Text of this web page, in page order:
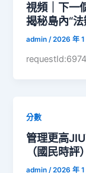
視頻｜下一
揭秘島內“
admin/2026 年 1
分數
管理更高
（國民時評）
admin /2026 年 1